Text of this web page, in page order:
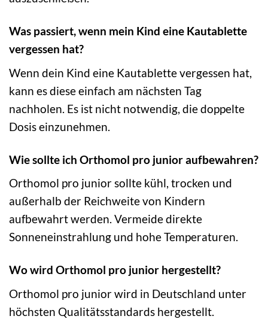
Was passiert, wenn mein Kind eine Kautablette
vergessen hat?
Wenn dein Kind eine Kautablette vergessen hat,
kann es diese einfach am nächsten Tag
nachholen. Es ist nicht notwendig, die doppelte
Dosis einzunehmen.
Wie sollte ich Orthomol pro junior aufbewahren?
Orthomol pro junior sollte kühl, trocken und
außerhalb der Reichweite von Kindern
aufbewahrt werden. Vermeide direkte
Sonneneinstrahlung und hohe Temperaturen.
Wo wird Orthomol pro junior hergestellt?
Orthomol pro junior wird in Deutschland unter
höchsten Qualitätsstandards hergestellt.